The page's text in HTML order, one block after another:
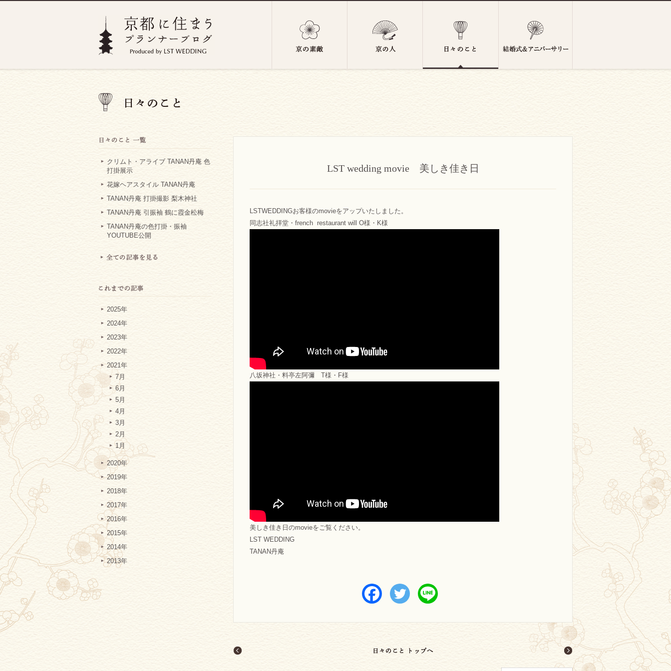
クリムト・アライブ TANAN丹庵 色
打掛展示
花嫁ヘアスタイル TANAN丹庵
TANAN丹庵 打掛撮影 梨木神社
TANAN丹庵 引振袖 鶴に霞金松梅
TANAN丹庵の色打掛・振袖
YOUTUBE公開
2025年
2024年
2023年
2022年
2021年
7月
6月
5月
4月
3月
2月
1月
2020年
2019年
2018年
2017年
2016年
2015年
2014年
2013年
LST wedding movie 美しき佳き日
LSTWEDDINGお客様のmovieをアップいたしました。
同志社礼拝堂・french restaurant will O様・K様
八坂神社・料亭左阿彌 T様・F様
美しき佳き日のmovieをご覧ください。
LST WEDDING
TANAN丹庵